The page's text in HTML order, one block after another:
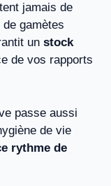
jamais de
gamètes
un stock
de vos rapports
passe aussi
de vie
rythme de